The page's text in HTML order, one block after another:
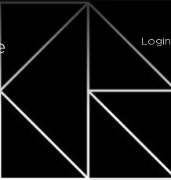
Login